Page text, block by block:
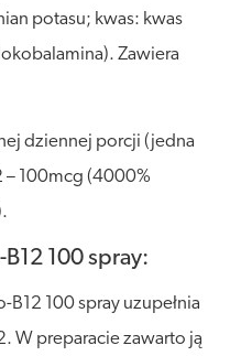
potasu; kwas: kwas
Zawiera
dziennej porcji (jedna
– 100mcg (4000%
100 spray:
100 spray uzupełnia
W preparacie zawarto ją